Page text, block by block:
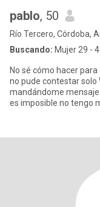
pablo, 50
Río Tercero, Córdoba,
Buscando: Mujer 29 -
No sé cómo hacer
no pude contestar solo
mandándome
es imposible no tengo